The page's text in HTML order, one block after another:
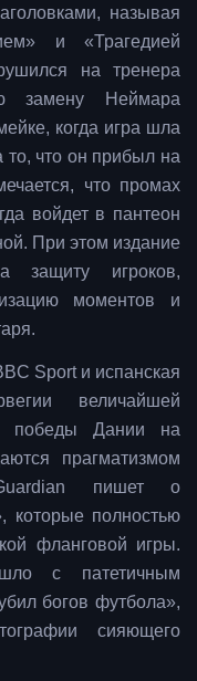
называя
и «Трагедией
на тренера
замену Неймара
когда игра шла
то, что он прибыл на
что промах
войдет в пантеон
При этом издание
игроков,
моментов и
Sport и испанская
величайшей
победы Дании на
прагматизмом
пишет о
которые полностью
фланговой игры.
с патетичным
богов футбола»,
сияющего